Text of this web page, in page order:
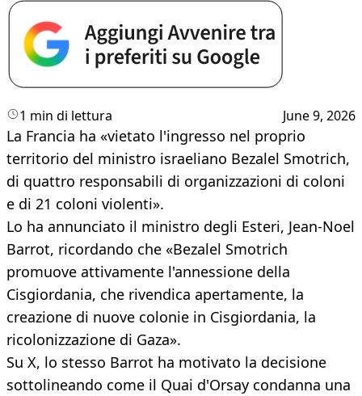
1 min di lettura June 9, 2026
La Francia ha «vietato l'ingresso nel proprio
territorio del ministro israeliano Bezalel Smotrich,
di quattro responsabili di organizzazioni di coloni
e di 21 coloni violenti».
Lo ha annunciato il ministro degli Esteri, Jean-Noel
Barrot, ricordando che «Bezalel Smotrich
promuove attivamente l'annessione della
Cisgiordania, che rivendica apertamente, la
creazione di nuove colonie in Cisgiordania, la
ricolonizzazione di Gaza».
Su X, lo stesso Barrot ha motivato la decisione
sottolineando come il Quai d'Orsay condanna una